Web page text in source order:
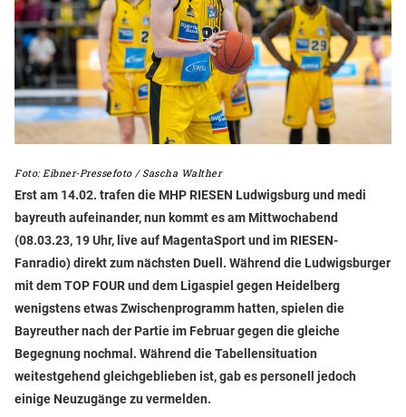
Foto: Eibner-Pressefoto / Sascha Walther
Erst am 14.02. trafen die MHP RIESEN Ludwigsburg und medi
bayreuth aufeinander, nun kommt es am Mittwochabend
(08.03.23, 19 Uhr, live auf MagentaSport und im RIESEN-
Fanradio) direkt zum nächsten Duell. Während die Ludwigsburger
mit dem TOP FOUR und dem Ligaspiel gegen Heidelberg
wenigstens etwas Zwischenprogramm hatten, spielen die
Bayreuther nach der Partie im Februar gegen die gleiche
Begegnung nochmal. Während die Tabellensituation
weitestgehend gleichgeblieben ist, gab es personell jedoch
einige Neuzugänge zu vermelden.